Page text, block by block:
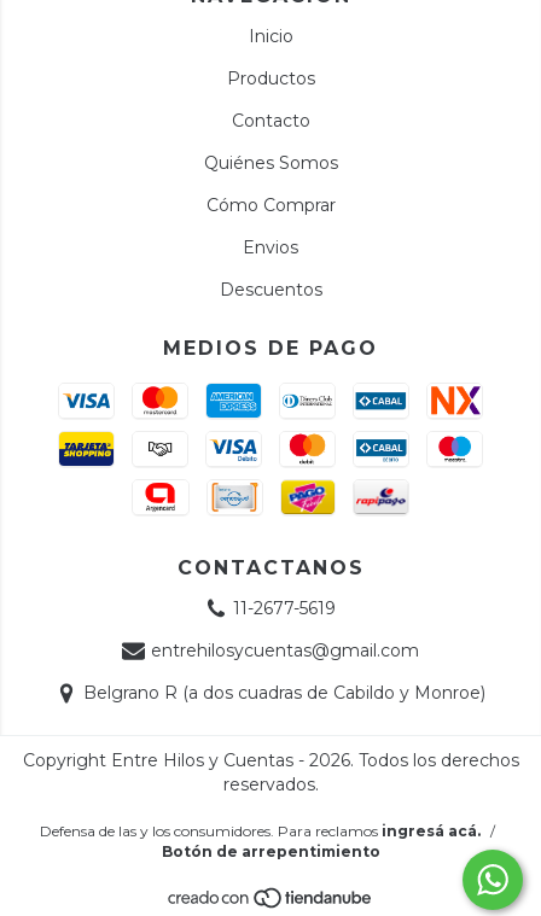
Inicio
Productos
Contacto
Quiénes Somos
Cómo Comprar
Envios
Descuentos
MEDIOS DE PAGO
CONTACTANOS
11-2677-5619
entrehilosycuentas@gmail.com
Belgrano R (a dos cuadras de Cabildo y Monroe)
Copyright Entre Hilos y Cuentas - 2026. Todos los derechos
reservados.
Defensa de las y los consumidores. Para reclamos ingresá acá. /
Botón de arrepentimiento